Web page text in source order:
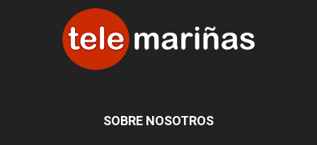
SOBRE NOSOTROS